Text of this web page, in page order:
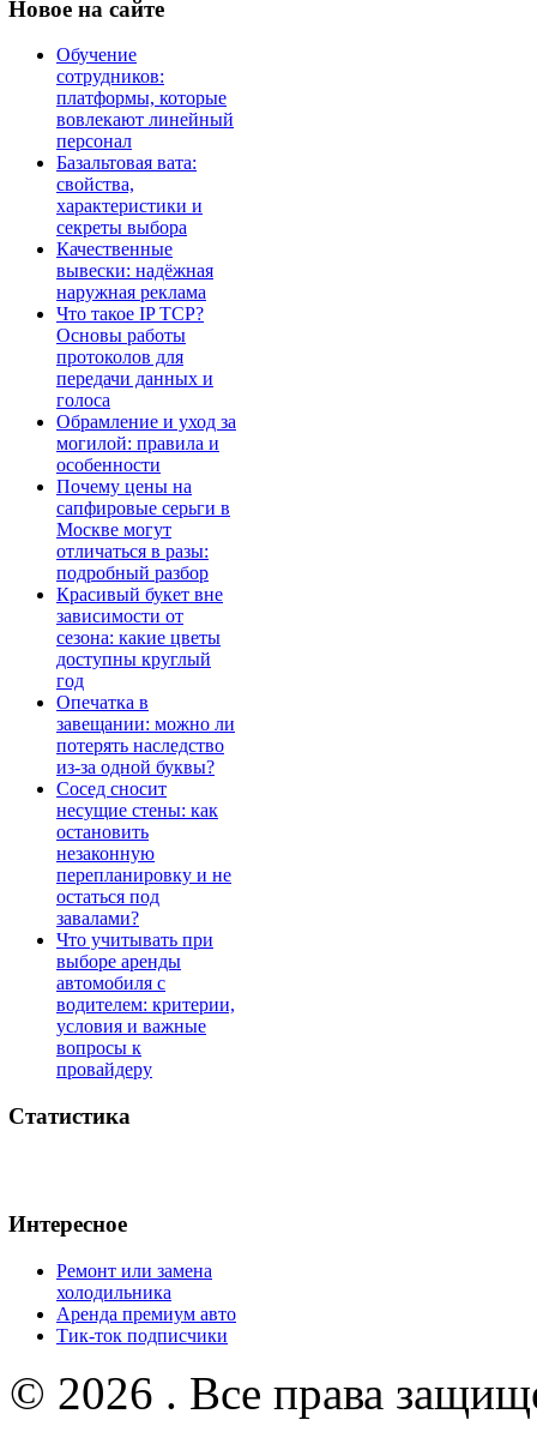
Новое на сайте
Обучение
сотрудников:
платформы, которые
вовлекают линейный
персонал
Базальтовая вата:
свойства,
характеристики и
секреты выбора
Качественные
вывески: надёжная
наружная реклама
Что такое IP TCP?
Основы работы
протоколов для
передачи данных и
голоса
Обрамление и уход за
могилой: правила и
особенности
Почему цены на
сапфировые серьги в
Москве могут
отличаться в разы:
подробный разбор
Красивый букет вне
зависимости от
сезона: какие цветы
доступны круглый
год
Опечатка в
завещании: можно ли
потерять наследство
из-за одной буквы?
Сосед сносит
несущие стены: как
остановить
незаконную
перепланировку и не
остаться под
завалами?
Что учитывать при
выборе аренды
автомобиля с
водителем: критерии,
условия и важные
вопросы к
провайдеру
Статистика
Интересное
Ремонт или замена
холодильника
Аренда премиум авто
Тик-ток подписчики
© 2026 . Все права